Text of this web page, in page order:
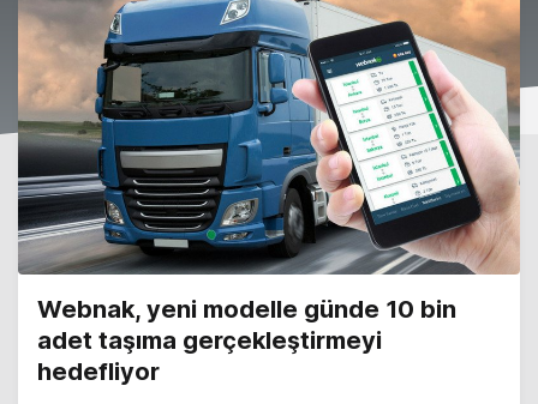
Webnak, yeni modelle günde 10 bin
adet taşıma gerçekleştirmeyi
hedefliyor